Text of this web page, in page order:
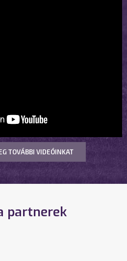
TOVÁBBI VIDEÓINKAT
partnerek